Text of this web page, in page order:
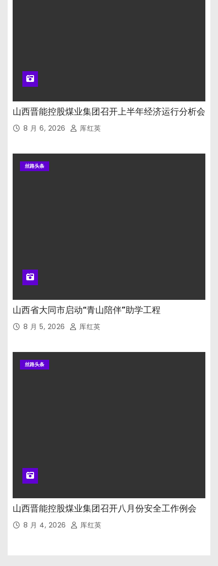
山西晋能控股煤业集团召开上半年经济运行分析会
8 月 6, 2026 厍红英
丝路头条
山西省大同市启动“青山陪伴”助学工程
8 月 5, 2026 厍红英
丝路头条
山西晋能控股煤业集团召开八月份安全工作例会
8 月 4, 2026 厍红英